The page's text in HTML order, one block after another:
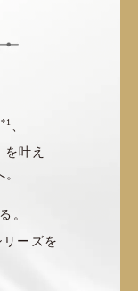
*1
を叶え
。
リーズを